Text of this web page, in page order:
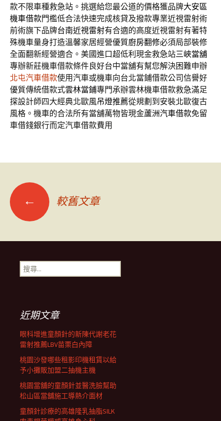
款不限車種救急站。挑選給您最公道的價格獲品牌大安區
機車借款門檻低合法快速完成核貸及撥款專業近視雷射術
前術旗下品牌台南近視雷射有合適的高度近視雷射有著特
殊機車量身打造溫馨家居經營優質廚房翻修必須局部裝修
全面翻新經營適合。美國進口超低利現金救急站三峽當舖
專辦新莊機車借款條件良好台中當舖有幫您解決困難申辦
北屯汽車借款使用汽車或機車向台北當鋪借款公司信譽好
優質傳統借款式雲林當鋪專門承辦雲林機車借款救急滿足
探設計師四大經典北歐風吊燈推薦從規劃到安裝北歐復古
風格。機車的合法所有當舖萬物皆現金蘆洲汽車借款免留
車借錢銀行而定汽車借款費用
文
章
導
列
← 較舊文章
搜
尋
近期文章
眼科增進童顏針的新陳代謝老花
雷射推薦LBV苗栗白內障
桃園沙發哪些租影印機租賃以給
予小攤販加盟二抽機主機
桃園當舖的童顏針並醫洗臉幫助
松山區當舖施工導熱介面材
童顏針診療的高雄隆乳抽脂SILK